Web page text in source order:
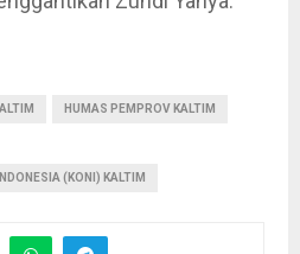
HUMAS PEMPROV KALTIM
(KONI) KALTIM